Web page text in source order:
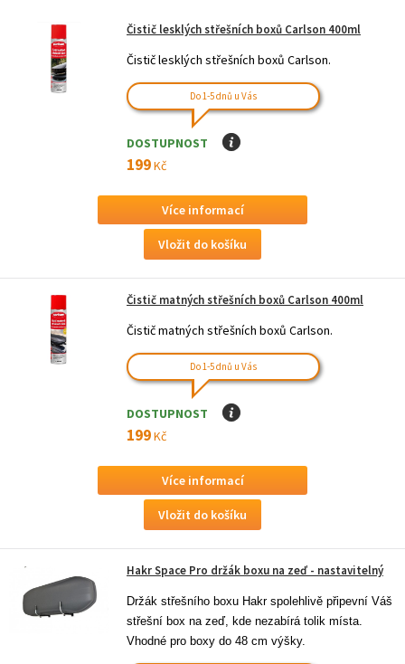
Čistič lesklých střešních boxů Carlson 400ml
Čistič lesklých střešních boxů Carlson.
Do 1-5 dnů u Vás
DOSTUPNOST I
199Kč
Více informací
Čistič matných střešních boxů Carlson 400ml
Čistič matných střešních boxů Carlson.
Do 1-5 dnů u Vás
DOSTUPNOST I
199Kč
Více informací
Hakr Space Pro držák boxu na zeď - nastavitelný
Držák střešního boxu Hakr spolehlivě připevní Váš
střešní box na zeď, kde nezabírá tolik místa.
Vhodné pro boxy do 48 cm výšky.